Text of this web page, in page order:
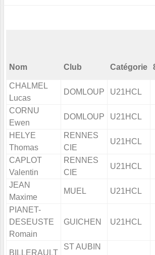
Nom Club Catégorie
CHALMEL
Lucas
DOMLOUP U21HCL
CORNU
Ewen
DOMLOUP U21HCL
HELYE
Thomas
RENNES
CIE
U21HCL
CAPLOT
Valentin
RENNES
CIE
U21HCL
JEAN
Maxime
MUEL U21HCL
PIANET-
DESEUSTE
Romain
GUICHEN U21HCL
BILLERAULT
ST AUBIN